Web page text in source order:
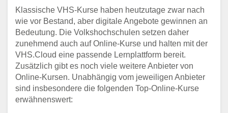
Klassische VHS-Kurse haben heutzutage zwar nach
wie vor Bestand, aber digitale Angebote gewinnen an
Bedeutung. Die Volkshochschulen setzen daher
zunehmend auch auf Online-Kurse und halten mit der
VHS.Cloud eine passende Lernplattform bereit.
Zusätzlich gibt es noch viele weitere Anbieter von
Online-Kursen. Unabhängig vom jeweiligen Anbieter
sind insbesondere die folgenden Top-Online-Kurse
erwähnenswert: